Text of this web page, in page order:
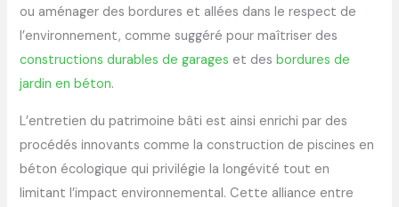
ou aménager des bordures et allées dans le respect de
l’environnement, comme suggéré pour maîtriser des
constructions durables de garages et desbordures de
jardin en béton.
L’entretien du patrimoine bâti est ainsi enrichi par des
procédés innovants comme la construction de piscines en
béton écologique qui privilégie la longévité tout en
limitant l’impact environnemental. Cette alliance entre